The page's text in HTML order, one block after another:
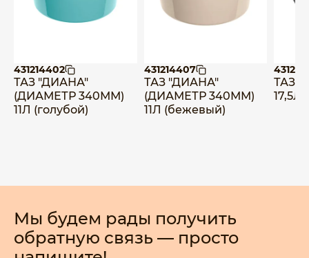
431214402
ТАЗ "ДИАНА"
(ДИАМЕТР 340ММ)
11Л (голубой)
431214407
ТАЗ "ДИАНА"
(ДИАМЕТР 340ММ)
11Л (бежевый)
ТАЗ
17,5Л
Мы будем рады получить
обратную связь — просто